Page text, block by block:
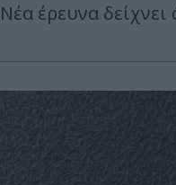
Νέα έρευνα